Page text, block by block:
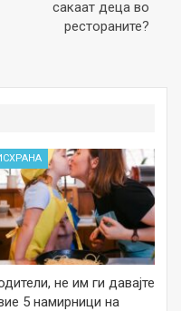
сакаат деца во
рестораните?
не им ги давајте
5 намирници на